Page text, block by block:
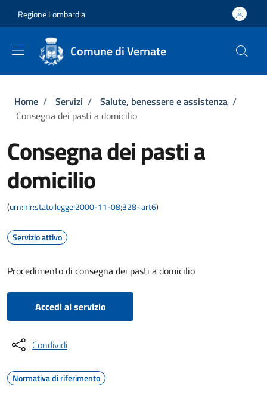
Regione Lombardia
Comune di Vernate
Briciole di pane
Home / Servizi / Salute, benessere e assistenza /
Consegna dei pasti a domicilio
Consegna dei pasti a
domicilio
(urn:nir:stato:legge:2000-11-08;328~art6)
Servizio attivo
Procedimento di consegna dei pasti a domicilio
Accedi al servizio
Condividi
Normativa di riferimento